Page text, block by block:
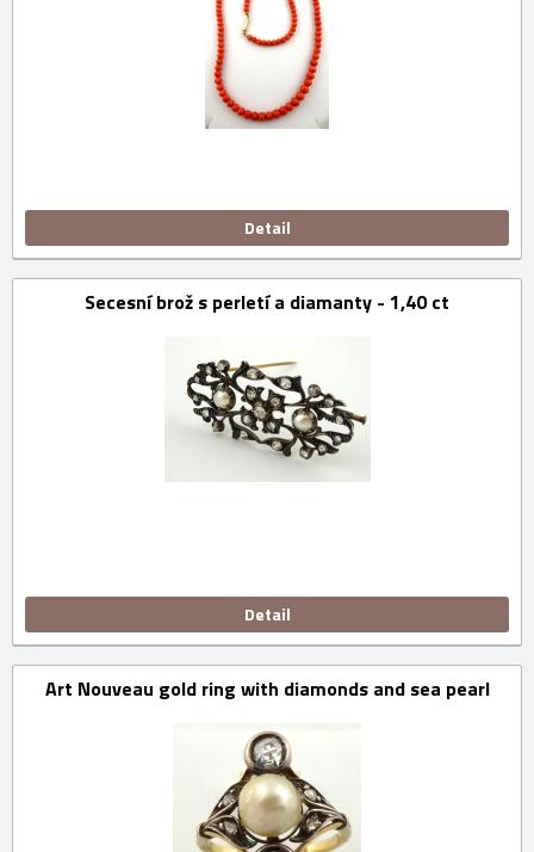
Detail
Secesní brož s perletí a diamanty - 1,40 ct
Detail
Art Nouveau gold ring with diamonds and sea pearl